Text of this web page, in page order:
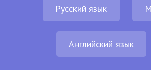
Русский язык
Английский язык